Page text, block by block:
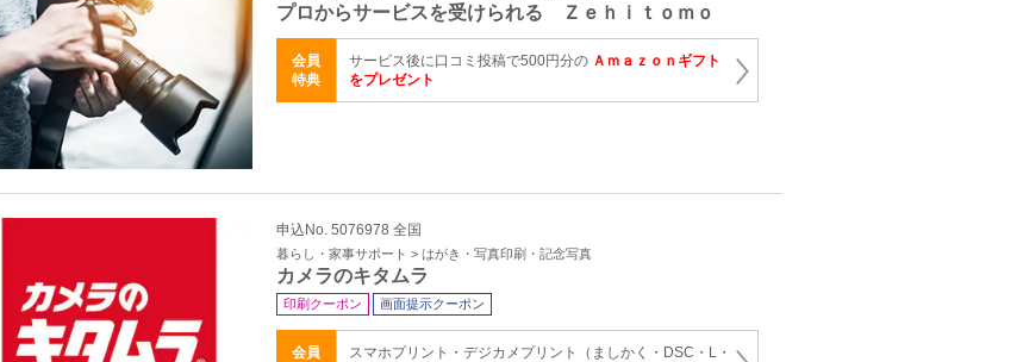
プロからサービスを受けられる Ｚｅｈｉｔｏｍｏ
会員
特典
サービス後に口コミ投稿で500円分の Ａｍａｚｏｎギフト
をプレゼント
申込No. 5076978 全国
暮らし・家事サポート > はがき・写真印刷・記念写真
カメラのキタムラ
印刷クーポン 画面提示クーポン
会員
スマホプリント・デジカメプリント（ましかく・DSC・L・